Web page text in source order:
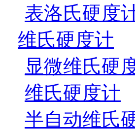
表洛氏硬度
维氏硬度计
显微维氏硬
维氏硬度计
半自动维氏